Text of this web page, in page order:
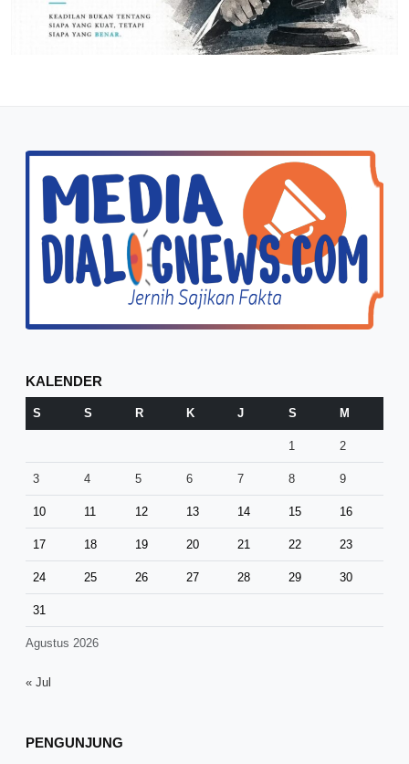
KALENDER
Agustus 2026
S S R K J S M
1 2
3 4 5 6 7 8 9
10 11 12 13 14 15 16
17 18 19 20 21 22 23
24 25 26 27 28 29 30
31
« Jul
PENGUNJUNG